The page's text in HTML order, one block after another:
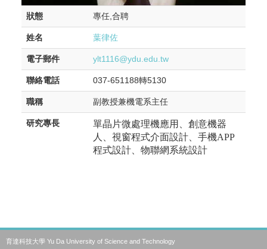
狀態 專任,合聘
姓名 葉律佐
電子郵件 ylt1116@ydu.edu.tw
聯絡電話 037-651188轉5130
職稱 副教授兼機電系主任
研究專長
單晶片微處理機應用、創意機器
人、視窗程式介面設計、手機APP
程式設計、物聯網系統設計
育達科技大學 Yu Da University of Science and Technology